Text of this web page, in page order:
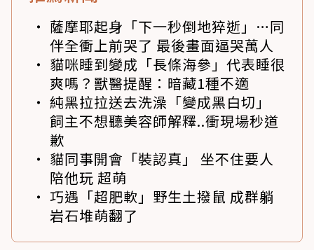
薩摩耶起身「下一秒倒地猝逝」…同
伴全衝上前哭了 最後畫面逼哭萬人
貓咪睡到變成「長條海參」代表睡很
爽嗎？獸醫提醒：暗藏1種不適
純黑拉拉送去洗澡「變成黑白切」
飼主不想聽美容師解釋..衝現場秒道
歉
貓同事開會「裝認真」 坐不住要人
陪他玩 超萌
巧遇「超肥軟」野生土撥鼠 成群躺
岩石堆萌翻了